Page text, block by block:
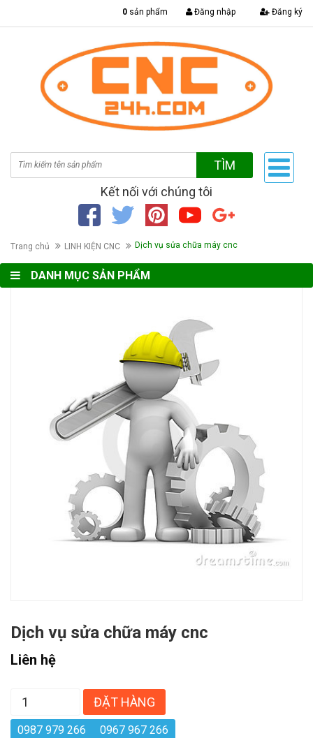
0 sản phẩm Đăng nhập Đăng ký
TÌM
Kết nối với chúng tôi
Trang chủ LINH KIỆN CNC Dịch vụ sửa chữa máy cnc
DANH MỤC SẢN PHẨM
Dịch vụ sửa chữa máy cnc
Liên hệ
ĐẶT HÀNG
0987 979 266 0967 967 266